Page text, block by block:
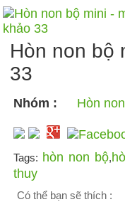
Hòn non bộ
33
Nhóm : Hòn
Tags: hòn non bộ,
thuy
Có thể bạn sẽ thích :